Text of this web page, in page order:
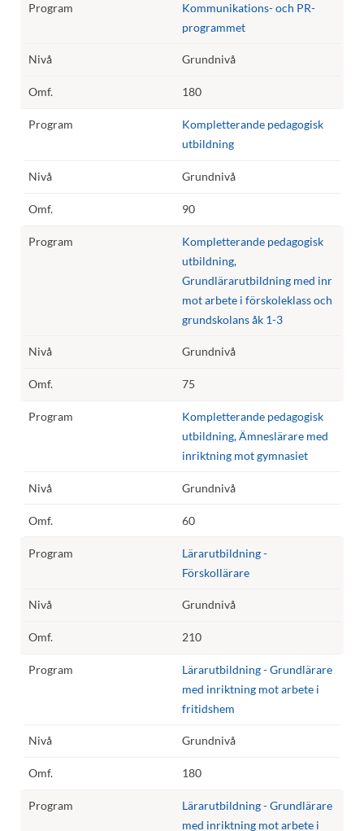
Kommunikations- och PR-
programmet
Grundnivå
180
Kompletterande pedagogisk
utbildning
Grundnivå
90
Kompletterande pedagogisk
utbildning,
Grundlärarutbildning med inr
mot arbete i förskoleklass och
grundskolans åk 1-3
Grundnivå
75
Kompletterande pedagogisk
utbildning, Ämneslärare med
inriktning mot gymnasiet
Grundnivå
60
Lärarutbildning -
Förskollärare
Grundnivå
210
Lärarutbildning - Grundlärare
med inriktning mot arbete i
fritidshem
Grundnivå
180
Lärarutbildning - Grundlärare
med inriktning mot arbete i